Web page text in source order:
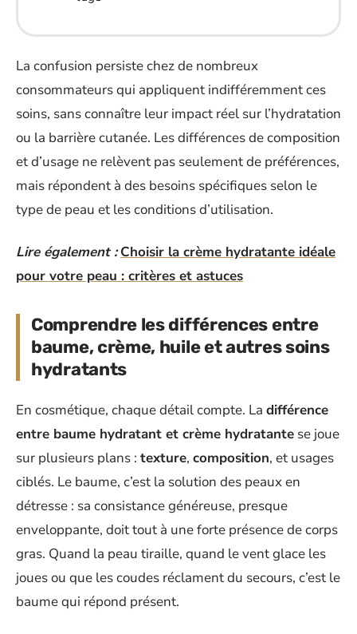
La confusion persiste chez de nombreux
consommateurs qui appliquent indifféremment ces
soins, sans connaître leur impact réel sur l’hydratation
ou la barrière cutanée. Les différences de composition
et d’usage ne relèvent pas seulement de préférences,
mais répondent à des besoins spécifiques selon le
type de peau et les conditions d’utilisation.
Lire également : Choisir la crème hydratante idéale
pour votre peau : critères et astuces
Comprendre les différences entre
baume, crème, huile et autres soins
hydratants
En cosmétique, chaque détail compte. La différence
entre baume hydratant et crème hydratante se joue
sur plusieurs plans : texture, composition, et usages
ciblés. Le baume, c’est la solution des peaux en
détresse : sa consistance généreuse, presque
enveloppante, doit tout à une forte présence de corps
gras. Quand la peau tiraille, quand le vent glace les
joues ou que les coudes réclament du secours, c’est le
baume qui répond présent.